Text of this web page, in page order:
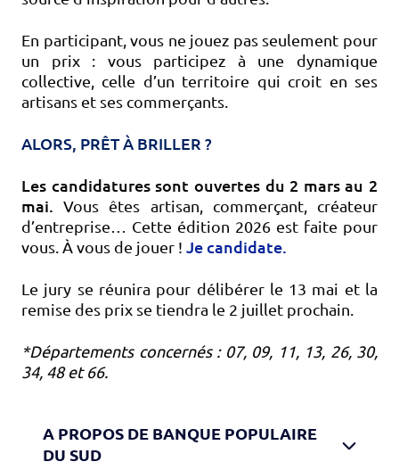
En participant, vous ne jouez pas seulement pour
un prix : vous participez à une dynamique
collective, celle d’un territoire qui croit en ses
artisans et ses commerçants.
ALORS, PRÊT À BRILLER ?
Les candidatures sont ouvertes du 2 mars au 2
mai. Vous êtes artisan, commerçant, créateur
d’entreprise… Cette édition 2026 est faite pour
vous. À vous de jouer ! Je candidate.
Le jury se réunira pour délibérer le 13 mai et la
remise des prix se tiendra le 2 juillet prochain.
*Départements concernés : 07, 09, 11, 13, 26, 30,
34, 48 et 66.
A PROPOS DE BANQUE POPULAIRE
DU SUD